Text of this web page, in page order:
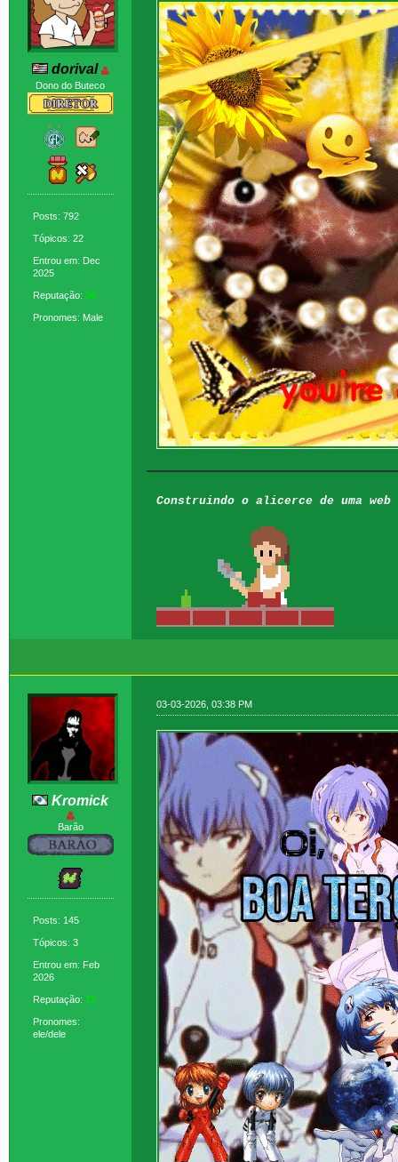
dorival
Dono do Buteco
Posts: 792
Tópicos: 22
Entrou em: Dec
2025
Reputação: 38
Pronomes: Male
Construindo o alicerce de uma
Kromick
Barão
Posts: 145
Tópicos: 3
Entrou em: Feb
2026
Reputação: 12
Pronomes:
ele/dele
03-03-2026, 03:38 PM